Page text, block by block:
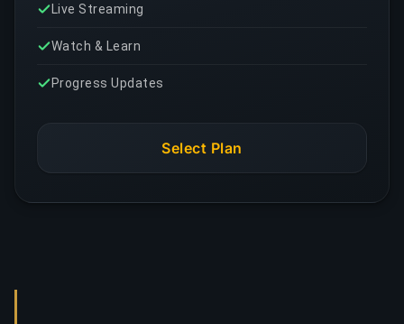
Live Streaming
Watch & Learn
Progress Updates
Select Plan